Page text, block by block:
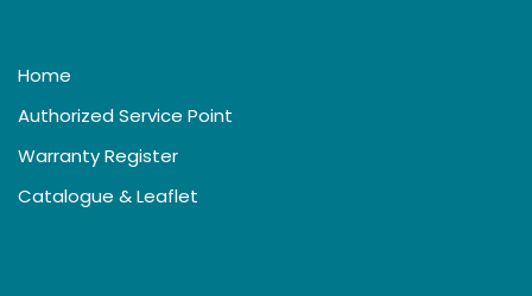
Home
Authorized Service Point
Warranty Register
Catalogue & Leaflet